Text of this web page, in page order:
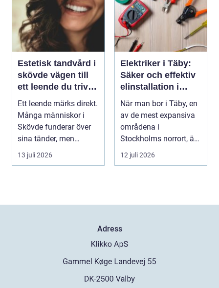
Estetisk tandvård i
skövde vägen till
ett leende du trivs
med
Ett leende märks direkt.
Många människor i
Skövde funderar över
sina tänder, men
skjuter upp att gör...
13 juli 2026
Elektriker i Täby:
Säker och effektiv
elinstallation i
norrort
När man bor i Täby, en
av de mest expansiva
områdena i
Stockholms norrort, är
b...
12 juli 2026
Adress